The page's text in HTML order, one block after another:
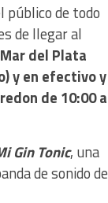
público de todo
de llegar al
del Plata
y en efectivo y
de 10:00 a
Gin Tonic, una
de sonido de